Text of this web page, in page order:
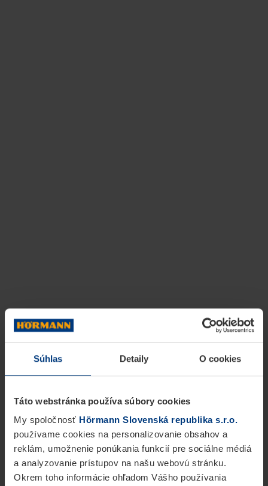
Súhlas Detaily O cookies
Táto webstránka používa súbory cookies
My spoločnosť Hörmann Slovenská republika s.r.o.
používame cookies na personalizovanie obsahov a
reklám, umožnenie ponúkania funkcií pre sociálne médiá
a analyzovanie prístupov na našu webovú stránku.
Okrem toho informácie ohľadom Vášho používania